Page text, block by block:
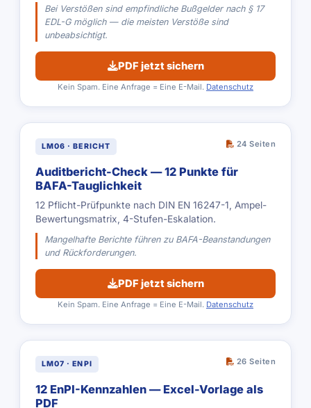
Bei Verstößen sind empfindliche Bußgelder nach § 17
EDL-G möglich — die meisten Verstöße sind
unbeabsichtigt.
PDF jetzt sichern
Kein Spam. Eine Anfrage = Eine E-Mail. Datenschutz
LM06 · BERICHT 24 Seiten
Auditbericht-Check — 12 Punkte für
BAFA-Tauglichkeit
12 Pflicht-Prüfpunkte nach DIN EN 16247-1, Ampel-
Bewertungsmatrix, 4-Stufen-Eskalation.
Mangelhafte Berichte führen zu BAFA-Beanstandungen
und Rückforderungen.
PDF jetzt sichern
Kein Spam. Eine Anfrage = Eine E-Mail. Datenschutz
LM07 · ENPI 26 Seiten
12 EnPI-Kennzahlen — Excel-Vorlage als
PDF